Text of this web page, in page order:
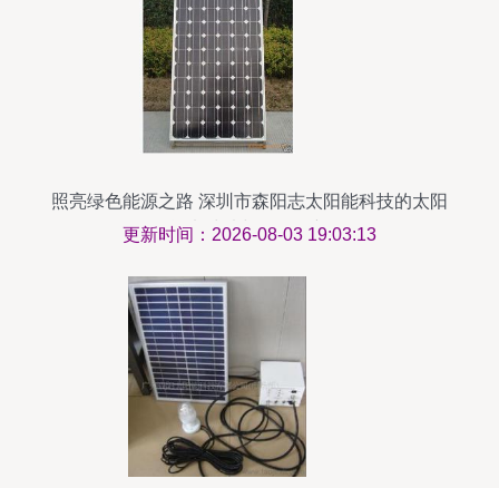
照亮绿色能源之路 深圳市森阳志太阳能科技的太阳
能电池片与灯饰创新
更新时间：2026-08-03 19:03:13